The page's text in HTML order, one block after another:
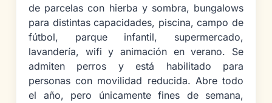
de parcelas con hierba y sombra, bungalows
para distintas capacidades, piscina, campo de
fútbol, parque infantil, supermercado,
lavandería, wifi y animación en verano. Se
admiten perros y está habilitado para
personas con movilidad reducida. Abre todo
el año, pero únicamente fines de semana,